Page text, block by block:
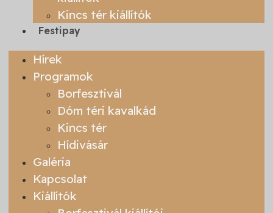
Kincs tér kiállítók
Festipay
Hírek
Programok
Borfesztivál
Dóm téri kavalkád
Kincs tér
Hídivásár
Galéria
Kapcsolat
Kiállítók